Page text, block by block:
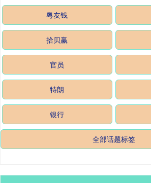
粤友钱
拾贝赢
官员
特朗
银行
全部话题标签